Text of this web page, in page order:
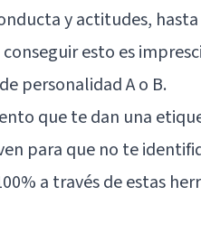
y actitudes,
esto es
personalidad A o B.
que te dan una
para que no te
a través de estas